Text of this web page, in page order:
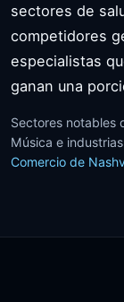
sectores de
competidores
especialistas
ganan una
Sectores notables
Música e
Comercio de